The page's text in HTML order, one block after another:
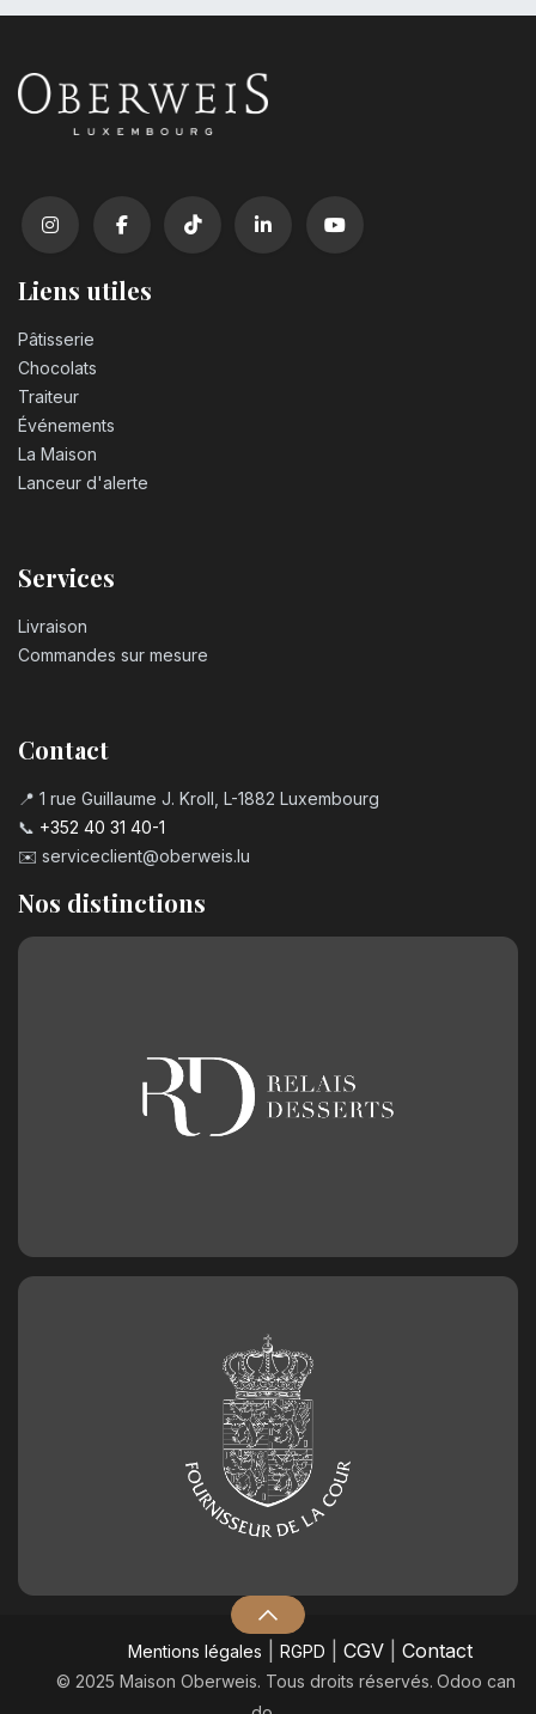
Liens utiles
Pâtisserie
Chocolats
Traiteur
Événements
La Maison
Lanceur d'alerte
Services
Livraison
Commandes sur mesure
Contact
📍 1 rue Guillaume J. Kroll, L-1882 Luxembourg
📞 +352 40 31 40-1
✉️ serviceclient@oberweis.lu
Nos distinctions
Mentions légales RGPD CGV| Contact
© 2025 Maison Oberweis. Tous droits réservés. ​Odoo can